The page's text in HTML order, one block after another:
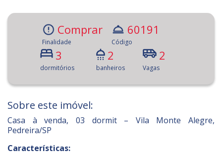
Comprar
Finalidade
60191
Código
3
dormitórios
2
banheiros
2
Vagas
Sobre este imóvel:
Casa à venda, 03 dormit – Vila Monte Alegre,
Pedreira/SP
Características: